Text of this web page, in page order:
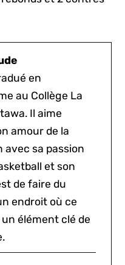
en
au Collège La
Il aime
amour de la
avec sa passion
et son
de faire du
endroit où ce
élément clé de